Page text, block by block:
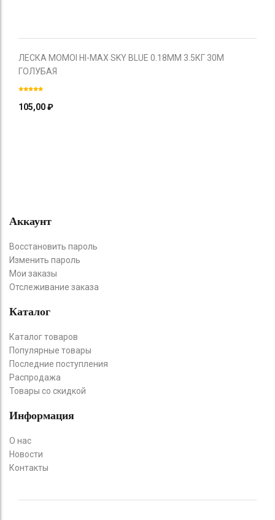
ЛЕСКА MOMOI HI-MAX SKY BLUE 0.18ММ 3.5КГ 30М
ГОЛУБАЯ
105,00₽
Аккаунт
Восстановить пароль
Изменить пароль
Мои заказы
Отслеживание заказа
Каталог
Каталог товаров
Популярные товары
Последние поступления
Распродажа
Товары со скидкой
Информация
О нас
Новости
Контакты